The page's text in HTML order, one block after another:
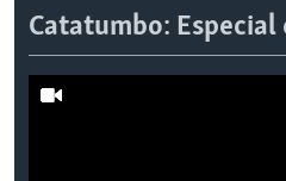
Catatumbo: Especial